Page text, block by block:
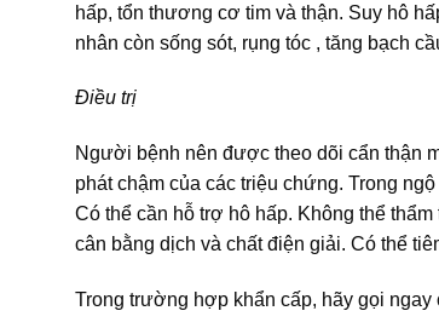
hấp, tổn thương cơ tim và thận. Suy hô
nhân còn sống sót, rụng tóc , tăng bạch
Điều trị
Người bệnh nên được theo dõi cẩn thận
phát chậm của các triệu chứng. Trong
Có thể cần hỗ trợ hô hấp. Không thể
cân bằng dịch và chất điện giải. Có thể
Trong trường hợp khẩn cấp, hãy gọi